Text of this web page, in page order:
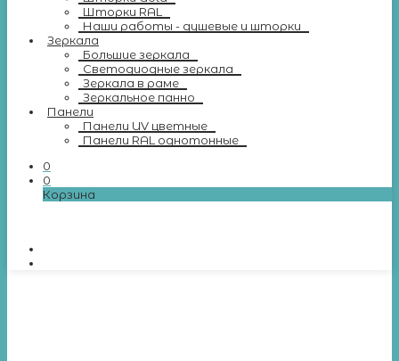
Шторки RAL
Наши работы - душевые и шторки
Зеркала
Большие зеркала
Светодиодные зеркала
Зеркала в раме
Зеркальное панно
Панели
Панели UV цветные
Панели RAL однотонные
0
0
Корзина